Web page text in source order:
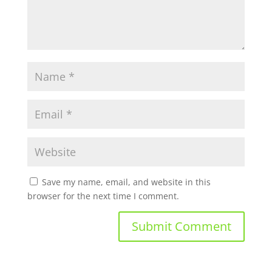
Save my name, email, and website in this
browser for the next time I comment.